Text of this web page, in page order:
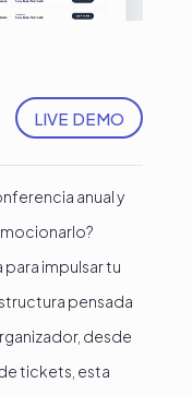
LIVE DEMO
anual y
para impulsar tu
pensada
desde
tickets, esta